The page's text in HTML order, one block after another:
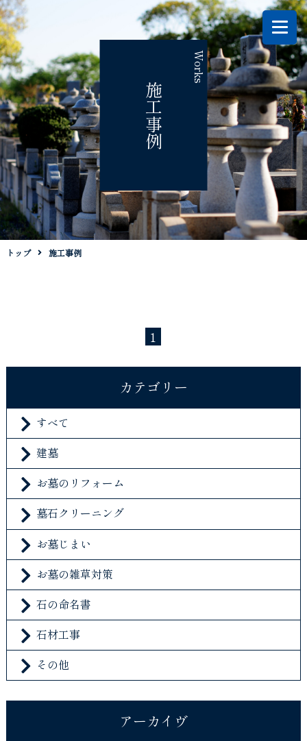
Works
施工事例
トップ 施工事例
1
カテゴリー
すべて
建墓
お墓のリフォーム
墓石クリーニング
お墓じまい
お墓の雑草対策
石の命名書
石材工事
その他
アーカイヴ